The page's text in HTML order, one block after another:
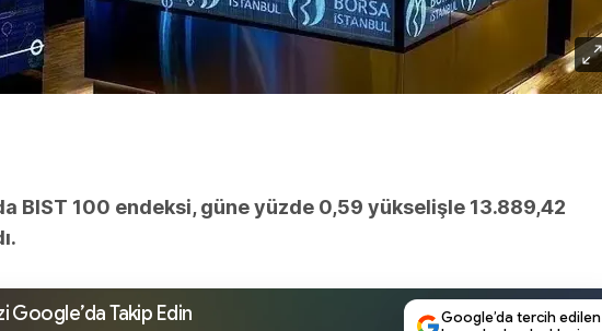
BIST 100 endeksi, güne yüzde 0,59 yükselişle 13.889,42
Google’da Takip Edin
Google’da tercih edilen